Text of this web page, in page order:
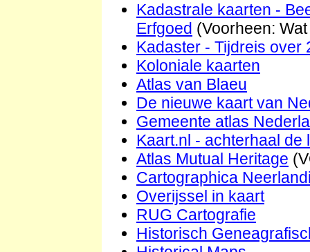
Kadastrale kaarten -
Erfgoed (Voorheen:
Kadaster - Tijdreis over
Koloniale kaarten
Atlas van Blaeu
De nieuwe kaart van
Gemeente atlas
Kaart.nl - achterhaal
Atlas Mutual Heritage
Cartographica
Overijssel in kaart
RUG Cartografie
Historisch